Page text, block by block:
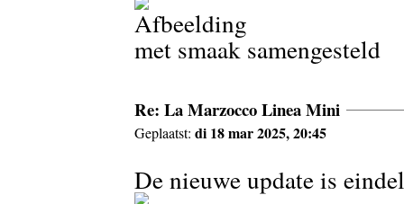
met smaak samengesteld
Re: La Marzocco Linea Mini
Geplaatst:di 18 mar 2025, 20:45
De nieuwe update is